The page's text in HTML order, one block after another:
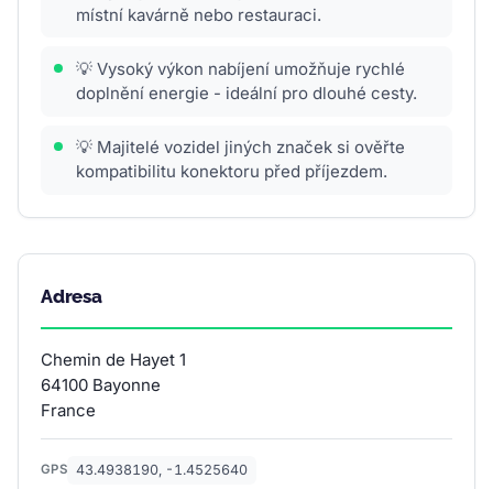
místní kavárně nebo restauraci.
💡 Vysoký výkon nabíjení umožňuje rychlé
doplnění energie - ideální pro dlouhé cesty.
💡 Majitelé vozidel jiných značek si ověřte
kompatibilitu konektoru před příjezdem.
Adresa
Chemin de Hayet 1
64100 Bayonne
France
GPS 43.4938190, -1.4525640